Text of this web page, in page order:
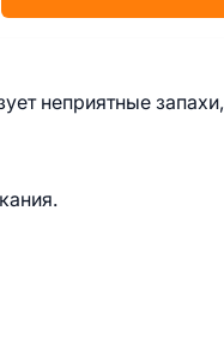
неприятные